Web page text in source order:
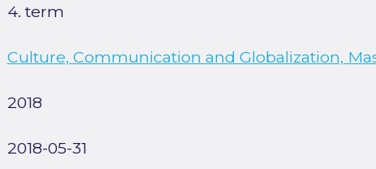
4. term
Culture, Communication and Globalization,
2018
2018-05-31